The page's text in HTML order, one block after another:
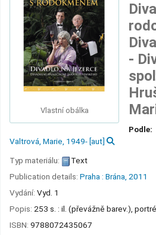
Vlastní obálka
-
Podle:
Valtrová, Marie , 1949-[aut]
Typ materiálu:
Text
Publication details: Praha : Brána, 2011
Vydání: Vyd. 1
Popis: 253 s. : il. (převážně barev.),
ISBN: 9788072435067